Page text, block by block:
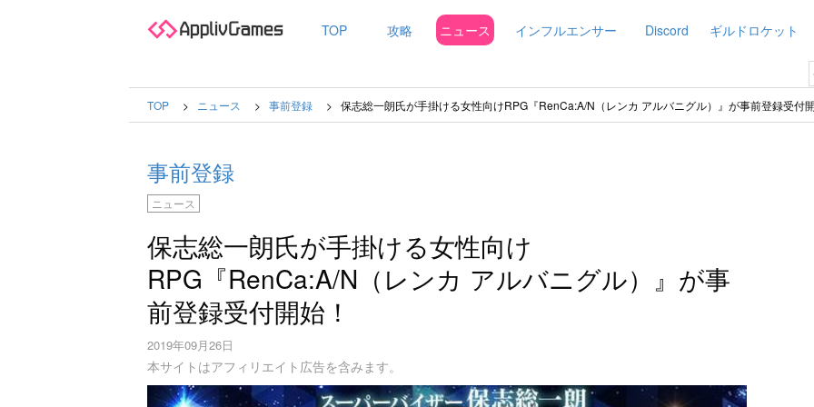
TOP 攻略 ニュース インフルエンサー Discord ギルドロケット
TOP ニュース 事前登録 保志総一朗氏が手掛ける女性向けRPG『RenCa:A/N（レンカ アルバニグル）』が事前登録受付
事前登録
ニュース
保志総一朗氏が手掛ける女性向け
RPG『RenCa:A/N（レンカ アルバニグル）』が事
前登録受付開始！
2019年09月26日
本サイトはアフィリエイト広告を含みます。